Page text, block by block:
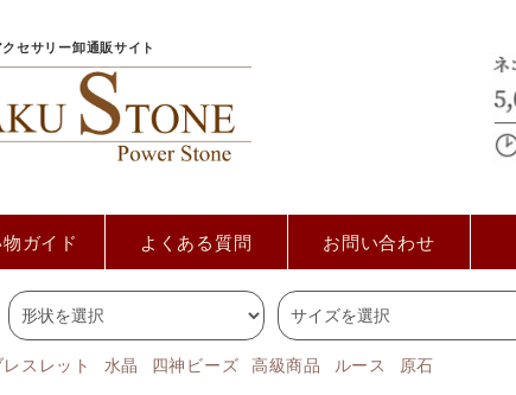
セサリー卸通販サイト
ガイド よくある質問 お問い合わせ
レスレット 水晶 四神ビーズ 高級商品 ルース 原石